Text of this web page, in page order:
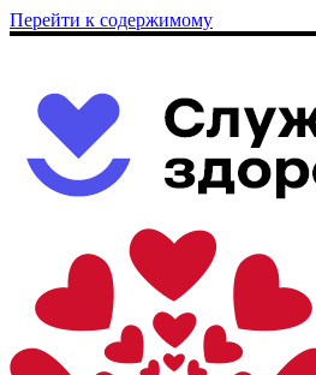
Перейти к содержимому